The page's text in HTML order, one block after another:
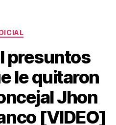
Categorías
presuntos
le quitaron
Jhon
[VIDEO]